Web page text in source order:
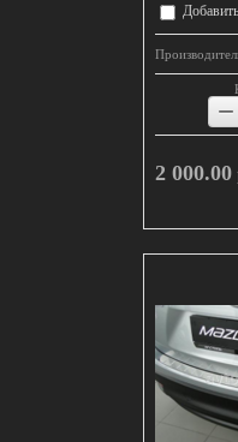
−
2 000.00